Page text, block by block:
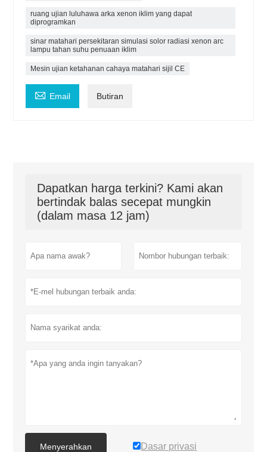
ruang ujian luluhawa arka xenon iklim yang dapat
diprogramkan
sinar matahari persekitaran simulasi solor radiasi xenon arc
lampu tahan suhu penuaan iklim
Mesin ujian ketahanan cahaya matahari sijil CE
 Email Butiran
Dapatkan harga terkini? Kami akan
bertindak balas secepat mungkin
(dalam masa 12 jam)
Menyerahkan Dasar privasi